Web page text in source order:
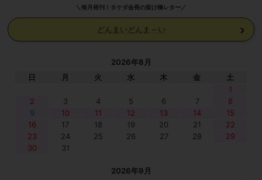
＼毎月発刊！タケダ会長の架け橋レター／
どんまいどんま～い
2026年8月
日
月 火 水 木 金
土
1
2
3 4 5 6 7
8
9
10 11 12 13 14
15
16
17 18 19 20 21
22
23
24 25 26 27 28
29
30
31
2026年9月